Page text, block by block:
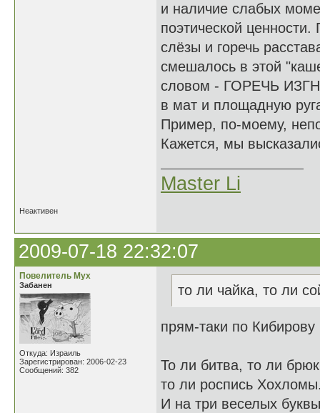
и наличие слабых
поэтической
слёзы и горечь
смешалось в этой
словом - ГОРЕЧЬ
в мат и площадную
Пример, по-моему,
Кажется, мы
Master Li
Неактивен
2009-07-18 22:32:07
Повелитель Мух
Забанен
Откуда: Израиль
Зарегистрирован: 2006-02-23
Сообщений: 382
то ли чайка, то ли
прям-таки по Кибирову
То ли битва, то ли
то ли роспись
И на три веселых буквы